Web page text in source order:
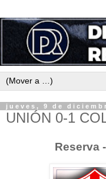
jueves, 9 de
UNIÓN 0-1
Reserva